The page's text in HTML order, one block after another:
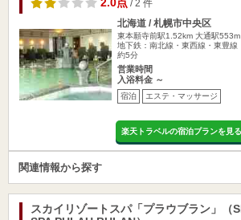
2.0点 / 2 件
北海道 / 札幌市中央区
東本願寺前駅1.52km 大通駅553m
地下鉄：南北線・東西線・東豊線
約5分
営業時間
入浴料金 ～
宿泊 エステ・マッサージ
楽天トラベルの宿泊プランを見る
関連情報から探す
スカイリゾートスパ「プラウブラン」（